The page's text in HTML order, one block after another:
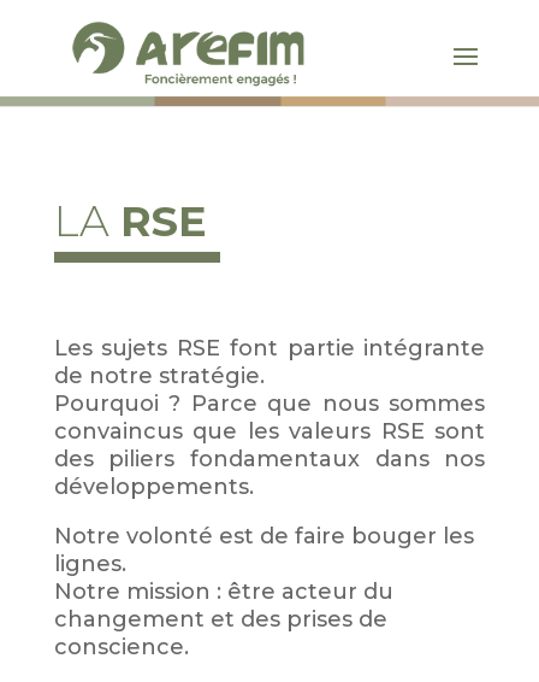
LA RSE
Les sujets RSE font partie intégrante
de notre stratégie.
Pourquoi ? Parce que nous sommes
convaincus que les valeurs RSE sont
des piliers fondamentaux dans nos
développements.
Notre volonté est de faire bouger les
lignes.
Notre mission : être acteur du
changement et des prises de
conscience.